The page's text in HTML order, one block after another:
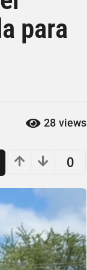
para
28 views
0